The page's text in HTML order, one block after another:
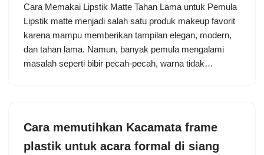
Cara Memakai Lipstik Matte Tahan Lama untuk Pemula
Lipstik matte menjadi salah satu produk makeup favorit
karena mampu memberikan tampilan elegan, modern,
dan tahan lama. Namun, banyak pemula mengalami
masalah seperti bibir pecah-pecah, warna tidak…
Cara memutihkan Kacamata frame
plastik untuk acara formal di siang